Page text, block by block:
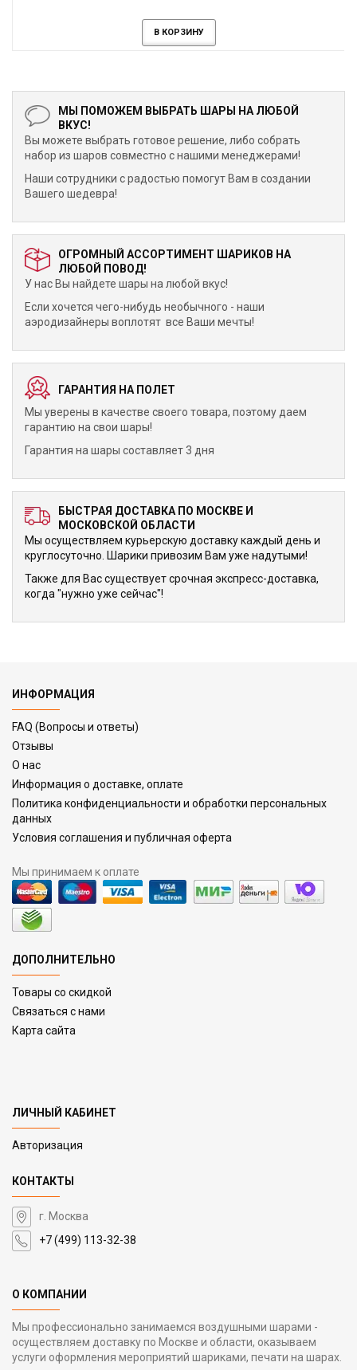
В КОРЗИНУ
МЫ ПОМОЖЕМ ВЫБРАТЬ ШАРЫ НА ЛЮБОЙ
ВКУС!
Вы можете выбрать готовое решение, либо собрать
набор из шаров совместно с нашими менеджерами!
Наши сотрудники с радостью помогут Вам в создании
Вашего шедевра!
ОГРОМНЫЙ АССОРТИМЕНТ ШАРИКОВ НА
ЛЮБОЙ ПОВОД!
У нас Вы найдете шары на любой вкус!
Если хочется чего-нибудь необычного - наши
аэродизайнеры воплотят все Ваши мечты!
ГАРАНТИЯ НА ПОЛЕТ
Мы уверены в качестве своего товара, поэтому даем
гарантию на свои шары!
Гарантия на шары составляет 3 дня
БЫСТРАЯ ДОСТАВКА ПО МОСКВЕ И
МОСКОВСКОЙ ОБЛАСТИ
Мы осуществляем курьерскую доставку каждый день и
круглосуточно. Шарики привозим Вам уже надутыми!
Также для Вас существует срочная экспресс-доставка,
когда "нужно уже сейчас"!
ИНФОРМАЦИЯ
FAQ (Вопросы и ответы)
Отзывы
О нас
Информация о доставке, оплате
Политика конфиденциальности и обработки персональных
данных
Условия соглашения и публичная оферта
Мы принимаем к оплате
ДОПОЛНИТЕЛЬНО
Товары со скидкой
Связаться с нами
Карта сайта
ЛИЧНЫЙ КАБИНЕТ
Авторизация
КОНТАКТЫ
г. Москва
+7 (499) 113-32-38
О КОМПАНИИ
Мы профессионально занимаемся воздушными шарами -
осуществляем доставку по Москве и области, оказываем
услуги оформления мероприятий шариками, печати на шарах.